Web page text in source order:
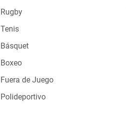
Rugby
Tenis
Básquet
Boxeo
Fuera de Juego
Polideportivo